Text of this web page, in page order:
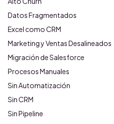
Datos Fragmentados
Excel como CRM
Marketing y Ventas Desalineados
Migración de Salesforce
Procesos Manuales
Sin Automatización
Sin CRM
Sin Pipeline